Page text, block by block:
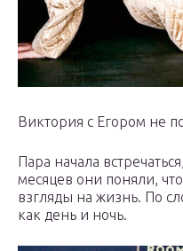
Виктория с Егором не
Пара начала
месяцев они поняли,
взгляды на жизнь. По
как день и ночь.